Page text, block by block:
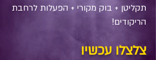
תקליטן + בוק מקורי + הפעלות לרחבת
הריקודים!
צלצלו עכשיו